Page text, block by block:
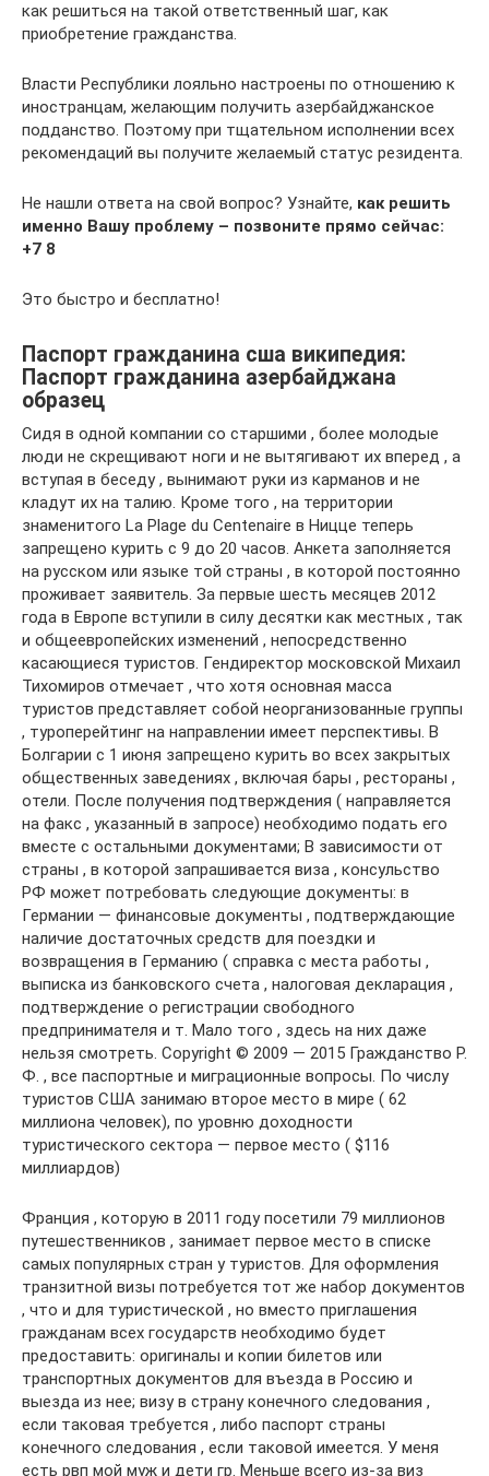
как решиться на такой ответственный шаг, как
приобретение гражданства.
Власти Республики лояльно настроены по отношению к
иностранцам, желающим получить азербайджанское
подданство. Поэтому при тщательном исполнении всех
рекомендаций вы получите желаемый статус резидента.
Не нашли ответа на свой вопрос? Узнайте, как решить
именно Вашу проблему – позвоните прямо сейчас:
+7 8
Это быстро и бесплатно!
Паспорт гражданина сша википедия:
Паспорт гражданина азербайджана
образец
Сидя в одной компании со старшими , более молодые
люди не скрещивают ноги и не вытягивают их вперед , а
вступая в беседу , вынимают руки из карманов и не
кладут их на талию. Кроме того , на территории
знаменитого La Plage du Centenaire в Ницце теперь
запрещено курить с 9 до 20 часов. Анкета заполняется
на русском или языке той страны , в которой постоянно
проживает заявитель. За первые шесть месяцев 2012
года в Европе вступили в силу десятки как местных , так
и общеевропейских изменений , непосредственно
касающиеся туристов. Гендиректор московской Михаил
Тихомиров отмечает , что хотя основная масса
туристов представляет собой неорганизованные группы
, туроперейтинг на направлении имеет перспективы. В
Болгарии с 1 июня запрещено курить во всех закрытых
общественных заведениях , включая бары , рестораны ,
отели. После получения подтверждения ( направляется
на факс , указанный в запросе) необходимо подать его
вместе с остальными документами; В зависимости от
страны , в которой запрашивается виза , консульство
РФ может потребовать следующие документы: в
Германии — финансовые документы , подтверждающие
наличие достаточных средств для поездки и
возвращения в Германию ( справка с места работы ,
выписка из банковского счета , налоговая декларация ,
подтверждение о регистрации свободного
предпринимателя и т. Мало того , здесь на них даже
нельзя смотреть. Copyright © 2009 — 2015 Гражданство Р.
Ф. , все паспортные и миграционные вопросы. По числу
туристов США занимаю второе место в мире ( 62
миллиона человек), по уровню доходности
туристического сектора — первое место ( $116
миллиардов)
Франция , которую в 2011 году посетили 79 миллионов
путешественников , занимает первое место в списке
самых популярных стран у туристов. Для оформления
транзитной визы потребуется тот же набор документов
, что и для туристической , но вместо приглашения
гражданам всех государств необходимо будет
предоставить: оригиналы и копии билетов или
транспортных документов для въезда в Россию и
выезда из нее; визу в страну конечного следования ,
если таковая требуется , либо паспорт страны
конечного следования , если таковой имеется. У меня
есть рвп мой муж и дети гр. Меньше всего из-за виз